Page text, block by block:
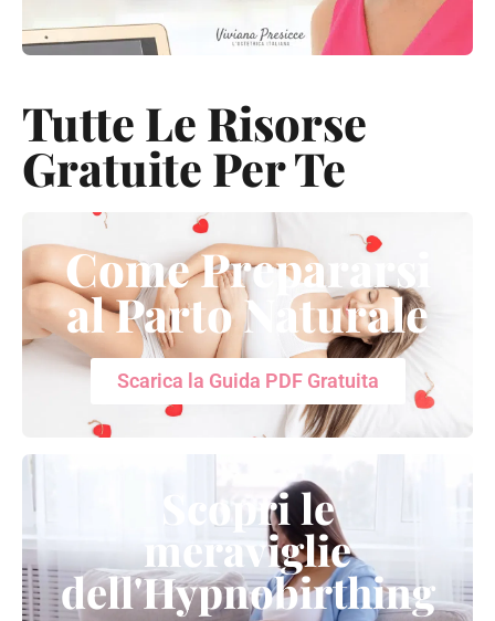
Tutte Le Risorse
Gratuite Per Te
Come Prepararsi
al Parto Naturale
Scarica la Guida PDF Gratuita
Scopri le
meraviglie
dell'Hypnobirthing